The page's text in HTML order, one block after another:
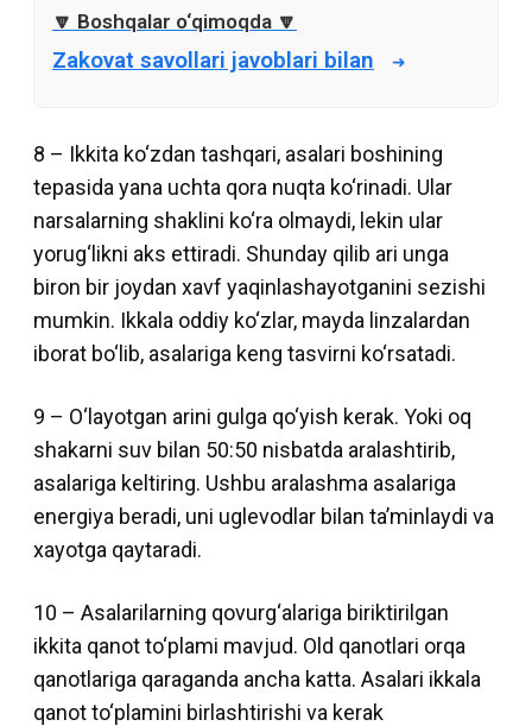
Zakovat savollari javoblari bilan
8 – Ikkita ko‘zdan tashqari, asalari boshining
tepasida yana uchta qora nuqta ko‘rinadi. Ular
narsalarning shaklini ko‘ra olmaydi, lekin ular
yorug‘likni aks ettiradi. Shunday qilib ari unga
biron bir joydan xavf yaqinlashayotganini sezishi
mumkin. Ikkala oddiy ko‘zlar, mayda linzalardan
iborat bo‘lib, asalariga keng tasvirni ko‘rsatadi.
9 – O‘layotgan arini gulga qo‘yish kerak. Yoki oq
shakarni suv bilan 50:50 nisbatda aralashtirib,
asalariga keltiring. Ushbu aralashma asalariga
energiya beradi, uni uglevodlar bilan ta’minlaydi va
xayotga qaytaradi.
10 – Asalarilarning qovurg‘alariga biriktirilgan
ikkita qanot to‘plami mavjud. Old qanotlari orqa
qanotlariga qaraganda ancha katta. Asalari ikkala
qanot to‘plamini birlashtirishi va kerak